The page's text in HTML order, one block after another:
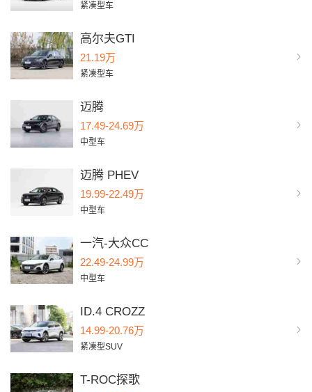
紧凑型车
高尔夫GTI
21.19万
紧凑型车
迈腾
17.49-24.69万
中型车
迈腾 PHEV
19.99-22.49万
中型车
一汽-大众CC
22.49-24.99万
中型车
ID.4 CROZZ
14.99-20.76万
紧凑型SUV
T-ROC探歌